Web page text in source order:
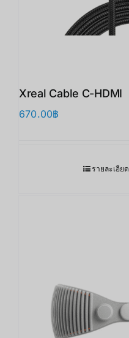
Xreal Cable C-HDMI
670.00฿
รายละเอียด